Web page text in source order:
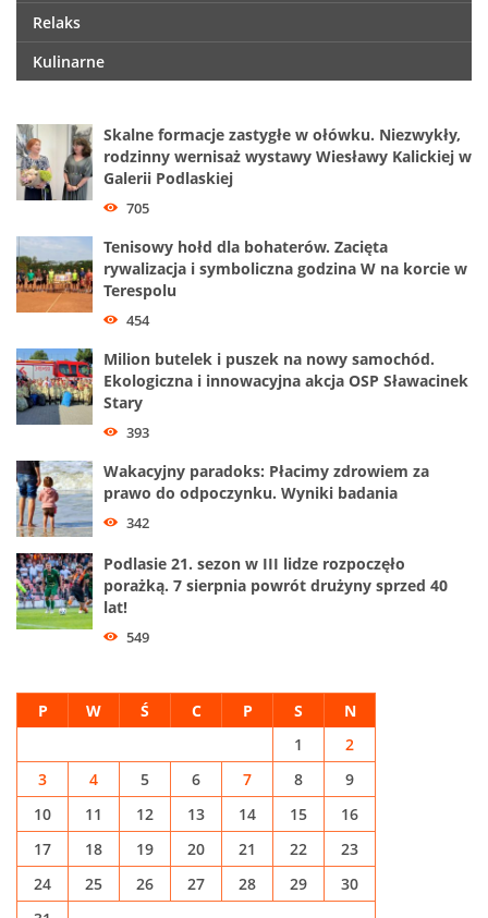
Relaks
Kulinarne
Skalne formacje zastygłe w ołówku. Niezwykły,
rodzinny wernisaż wystawy Wiesławy Kalickiej w
Galerii Podlaskiej
705
Tenisowy hołd dla bohaterów. Zacięta
rywalizacja i symboliczna godzina W na korcie w
Terespolu
454
Milion butelek i puszek na nowy samochód.
Ekologiczna i innowacyjna akcja OSP Sławacinek
Stary
393
Wakacyjny paradoks: Płacimy zdrowiem za
prawo do odpoczynku. Wyniki badania
342
Podlasie 21. sezon w III lidze rozpoczęło
porażką. 7 sierpnia powrót drużyny sprzed 40
lat!
549
P W Ś C P S N
1
2
3
4 5 6 7 8
9
10
11 12 13 14 15
16
17
18 19 20 21 22
23
24
25 26 27 28 29
30